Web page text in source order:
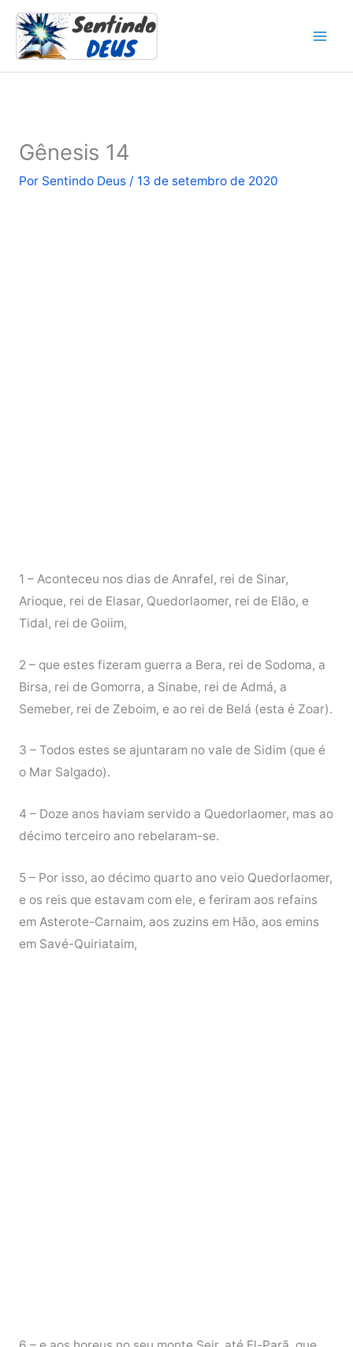
para
conteúdo
Gênesis 14
Por Sentindo Deus / 13 de setembro de 2020
1 – Aconteceu nos dias de Anrafel, rei de Sinar,
Arioque, rei de Elasar, Quedorlaomer, rei de Elão, e
Tidal, rei de Goiim,
2 – que estes fizeram guerra a Bera, rei de Sodoma, a
Birsa, rei de Gomorra, a Sinabe, rei de Admá, a
Semeber, rei de Zeboim, e ao rei de Belá (esta é Zoar).
3 – Todos estes se ajuntaram no vale de Sidim (que é
o Mar Salgado).
4 – Doze anos haviam servido a Quedorlaomer, mas ao
décimo terceiro ano rebelaram-se.
5 – Por isso, ao décimo quarto ano veio Quedorlaomer,
e os reis que estavam com ele, e feriram aos refains
em Asterote-Carnaim, aos zuzins em Hão, aos emins
em Savé-Quiriataim,